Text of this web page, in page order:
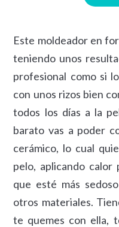
Este moldeador en
teniendo unos
profesional como si
con unos rizos bien
todos los días a la
barato vas a poder
cerámico, lo cual
pelo, aplicando calor
que esté más
otros materiales.
te quemes con ella,